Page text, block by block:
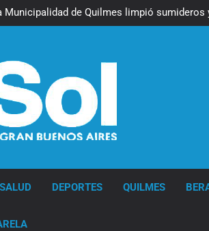
Municipalidad de Quilmes limpió sumideros
Transporte: un asistente virtual para
Municipalidad de Quilmes limpió sumideros
Transporte: un asistente virtual para
Una gran convocatoria en la obra
SALUD DEPORTES QUILMES